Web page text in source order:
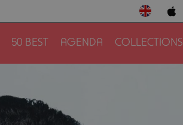
50 BEST AGENDA COLLECTIONS